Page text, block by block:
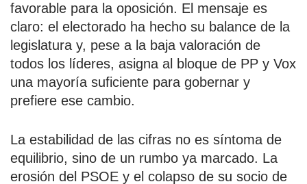
favorable para la oposición. El mensaje es
claro: el electorado ha hecho su balance de la
legislatura y, pese a la baja valoración de
todos los líderes, asigna al bloque de PP y Vox
una mayoría suficiente para gobernar y
prefiere ese cambio.
La estabilidad de las cifras no es síntoma de
equilibrio, sino de un rumbo ya marcado. La
erosión del PSOE y el colapso de su socio de